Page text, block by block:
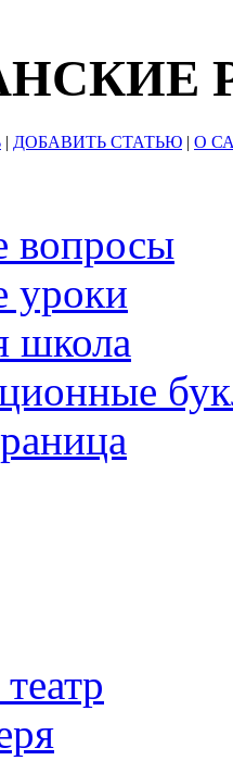
| ДОБАВИТЬ СТАТЬЮ | О
вопросы
уроки
школа